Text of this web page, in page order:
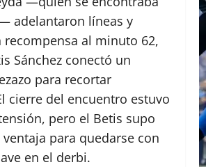
adelantaron líneas y
recompensa al minuto 62,
Sánchez conectó un
para recortar
cierre del encuentro estuvo
pero el Betis supo
para quedarse con
en el derbi.